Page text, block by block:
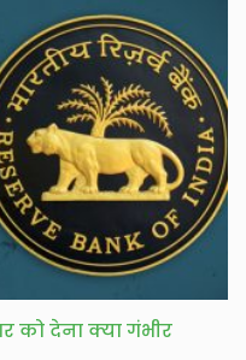
को देना क्या गंभीर